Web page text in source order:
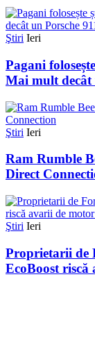
Ştiri Ieri
Pagani
Mai mult decât
Ştiri Ieri
Ram Rumble
Direct
Ştiri Ieri
Proprietarii de
EcoBoost